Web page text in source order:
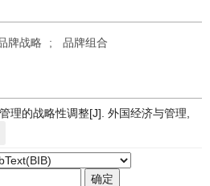
牌战略 ; 品牌组合
理的战略性调整[J]. 外国经济与管理,